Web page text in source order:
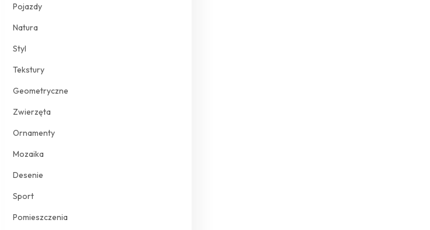
Pojazdy
Natura
Styl
Tekstury
Geometryczne
Zwierzęta
Ornamenty
Mozaika
Desenie
Sport
Pomieszczenia